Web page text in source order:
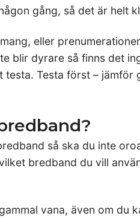
gång, så det är helt
eller
blir dyrare så finns det
testa. Testa först –
så ska du inte
bredband du vill
vana, även om du